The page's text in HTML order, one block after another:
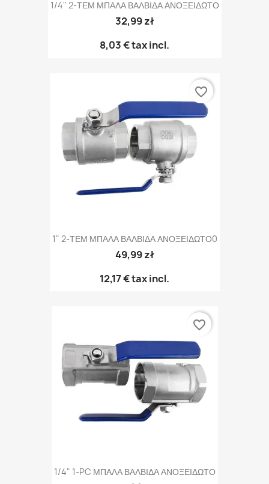
1/4" 2-ΤΕΜ ΜΠΑΛΑ ΒΑΛΒΙΔΑ ΑΝΟΞΕΙΔΩΤΟ
32,99 zł
8,03 €tax incl.
1" 2-ΤΕΜ ΜΠΑΛΑ ΒΑΛΒΙΔΑ ΑΝΟΞΕΙΔΩΤΟ0
49,99 zł
12,17 €tax incl.
favorite_border
1/4" 1-PC ΜΠΑΛΑ ΒΑΛΒΙΔΑ ΑΝΟΞΕΙΔΩΤΟ
favorite_border